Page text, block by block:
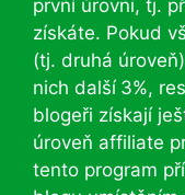
první úrovni, tj.
získáte. Pokud
(tj. druhá
nich další 3%,
blogeři získají
úroveň affiliate
tento program